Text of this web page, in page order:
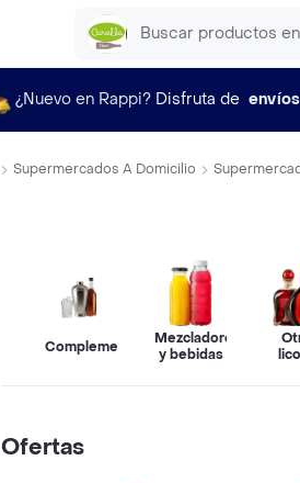
¿Nuevo en Rappi? Disfruta de
Supermercados A Domicilio
Complementos
Mezcladores
y bebidas
Ofertas